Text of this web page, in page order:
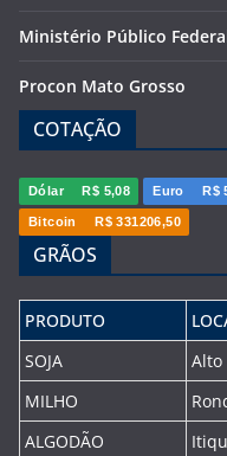
Ministério Público
Procon Mato Grosso
COTAÇÃO
Dólar R$ 5,08 Euro R$
Bitcoin R$ 331206,50
GRÃOS
PRODUTO
SOJA
Alto
MILHO
ALGODÃO